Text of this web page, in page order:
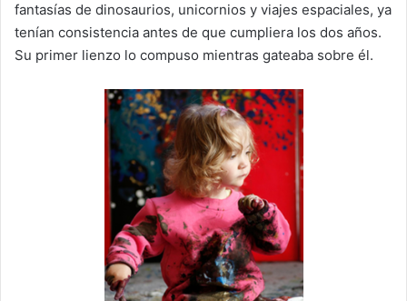
fantasías de dinosaurios, unicornios y viajes espaciales, ya
tenían consistencia antes de que cumpliera los dos años.
Su primer lienzo lo compuso mientras gateaba sobre él.